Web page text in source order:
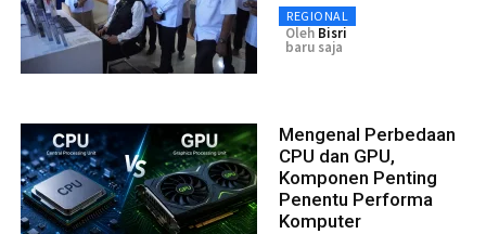
REGIONAL
Oleh Bisri
baru saja
Mengenal Perbedaan
CPU dan GPU,
Komponen Penting
Penentu Performa
Komputer